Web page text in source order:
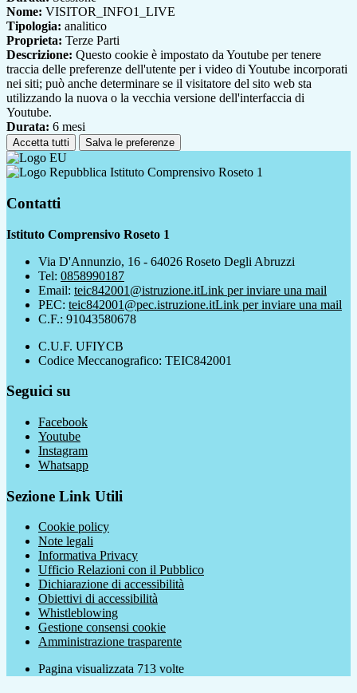
Nome: VISITOR_INFO1_LIVE
Tipologia: analitico
Proprieta: Terze Parti
Descrizione: Questo cookie è impostato da Youtube per tenere
traccia delle preferenze dell'utente per i video di Youtube incorporati
nei siti; può anche determinare se il visitatore del sito web sta
utilizzando la nuova o la vecchia versione dell'interfaccia di
Youtube.
Durata: 6 mesi
Accetta tutti Salva le preferenze
Istituto Comprensivo Roseto 1
Contatti
Istituto Comprensivo Roseto 1
Via D'Annunzio, 16 - 64026 Roseto Degli Abruzzi
Tel: 0858990187
Email: teic842001@istruzione.itLink per inviare una mail
PEC: teic842001@pec.istruzione.itLink per inviare una mail
C.F.: 91043580678
C.U.F. UFIYCB
Codice Meccanografico: TEIC842001
Seguici su
Facebook
Youtube
Instagram
Whatsapp
Sezione Link Utili
Cookie policy
Note legali
Informativa Privacy
Ufficio Relazioni con il Pubblico
Dichiarazione di accessibilità
Obiettivi di accessibilità
Whistleblowing
Gestione consensi cookie
Amministrazione trasparente
Pagina visualizzata 713 volte